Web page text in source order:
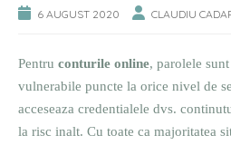
6 AUGUST 2020 CLAUDIU
Pentru conturile online, parolele
vulnerabile puncte la orice nivel de
acceseaza credentialele dvs.
la risc inalt. Cu toate ca majoritatea